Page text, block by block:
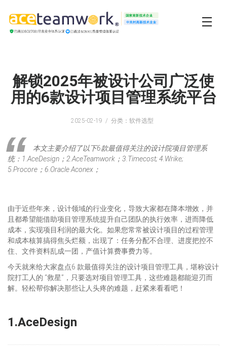
解锁2025年被设计公司广泛使
用的6款设计项目管理系统平台
2025-02-19 分类：软件选型
本文主要介绍了以下6款最值得关注的设计院项目管理系
统：1.AceDesign；2.AceTeamwork；3.Timecost; 4.Wrike;
5.Procore；6.Oracle Aconex；
由于近些年来，设计领域的行业变化，导致大家都在降本增效，并
且都希望能借助项目管理系统提升自己团队的执行效率，进而降低
成本，实现项目利润的最大化。如果您常常被设计项目的过程管理
和成本核算搞得焦头烂额，出现了：任务分配不合理、进度把控不
住、文件资料乱成一团，产值计算费事费力等。
今天就来给大家盘点6 款最值得关注的设计项目管理工具，堪称设计
院打工人的 “救星”，只要选对项目管理工具，这些难题都能迎刃而
解。轻松帮你解决那些让人头疼的难题，赶紧来看看吧！
1.AceDesign